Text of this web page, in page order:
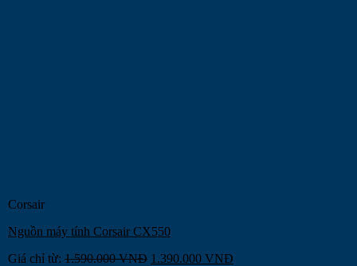
Corsair
Nguồn máy tính Corsair CX550
Giá chỉ từ: 1.590.000VNĐ 1.390.000 VNĐ